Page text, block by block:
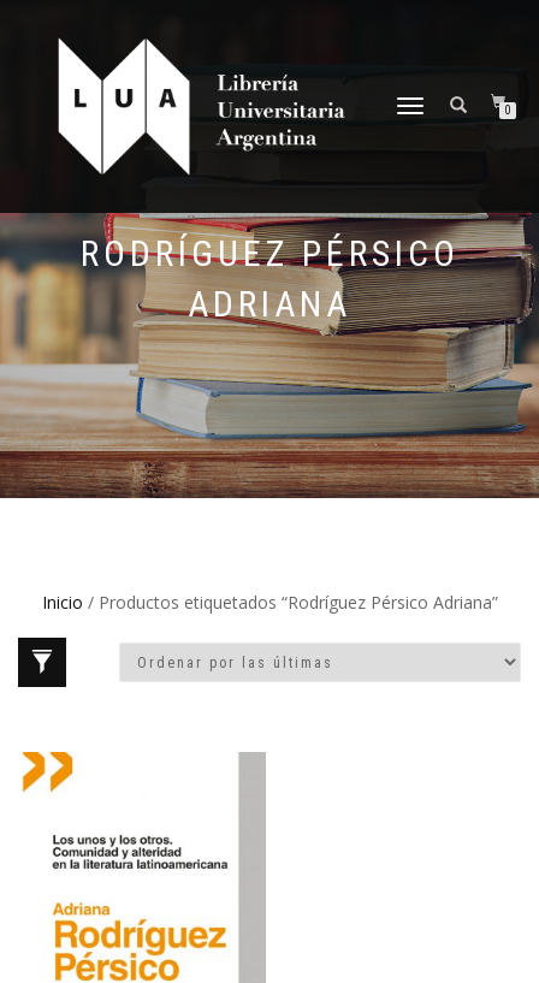
NAVEGACIÓN
0
RODRÍGUEZ PÉRSICO
ADRIANA
Inicio / Productos etiquetados “Rodríguez Pérsico Adriana”